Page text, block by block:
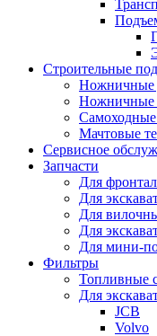
Строительные
Ножничные
Ножничные
Мачтовые
Сервисное
Запчасти
Для
Для
Для
Для
Для мини-
Фильтры
Топливные
Для
JCB
Volvo